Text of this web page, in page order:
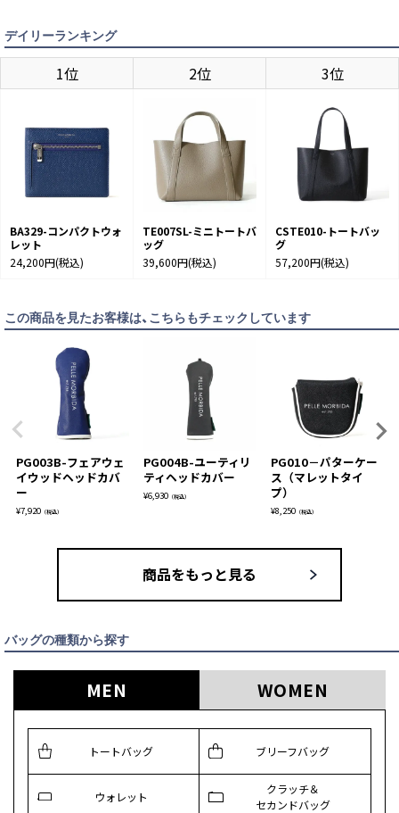
入荷待ち 入荷お知らせ
BLUE カートに入れる
カートに入れる
デイリーランキング
1位 2位 3位
BA329-コンパクトウォ
レット
24,200円(税込)
TE007SL-ミニトートバ
ッグ
39,600円(税込)
CSTE010-トートバッ
グ
57,200円(税込)
この商品を見たお客様は、こちらもチェックしています
PG003B-フェアウェ
イウッドヘッドカバ
ー
¥7,920 （税込）
PG004B-ユーティリ
ティヘッドカバー
¥6,930 （税込）
PG010－パターケー
ス（マレットタイ
プ）
¥8,250 （税込）
商品をもっと見る
バッグの種類から探す
MEN WOMEN
トートバッグ ブリーフバッグ
ウォレット
クラッチ＆
セカンドバッグ